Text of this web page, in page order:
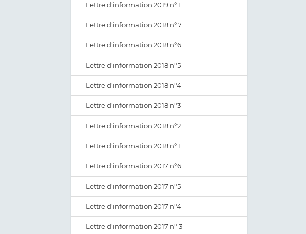
Lettre d'information 2019 n°1
Lettre d'information 2018 n°7
Lettre d'information 2018 n°6
Lettre d'information 2018 n°5
Lettre d'information 2018 n°4
Lettre d'information 2018 n°3
Lettre d'information 2018 n°2
Lettre d'information 2018 n°1
Lettre d'information 2017 n°6
Lettre d'information 2017 n°5
Lettre d'information 2017 n°4
Lettre d'information 2017 n° 3